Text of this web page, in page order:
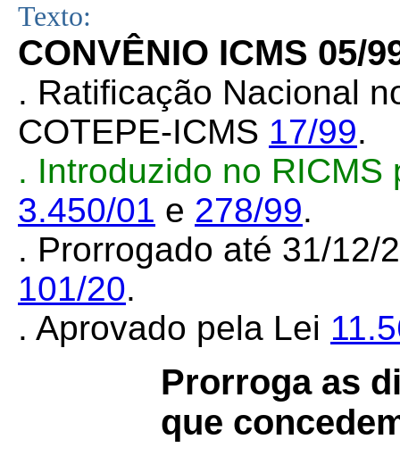
Texto:
CONVÊNIO ICMS 05/
. Ratificação Nacional
COTEPE-ICMS 17/99.
. Introduzido no RICMS
3.450/01 e 278/99.
. Prorrogado até 31/12/
101/20.
. Aprovado pela Lei
Prorroga as
que